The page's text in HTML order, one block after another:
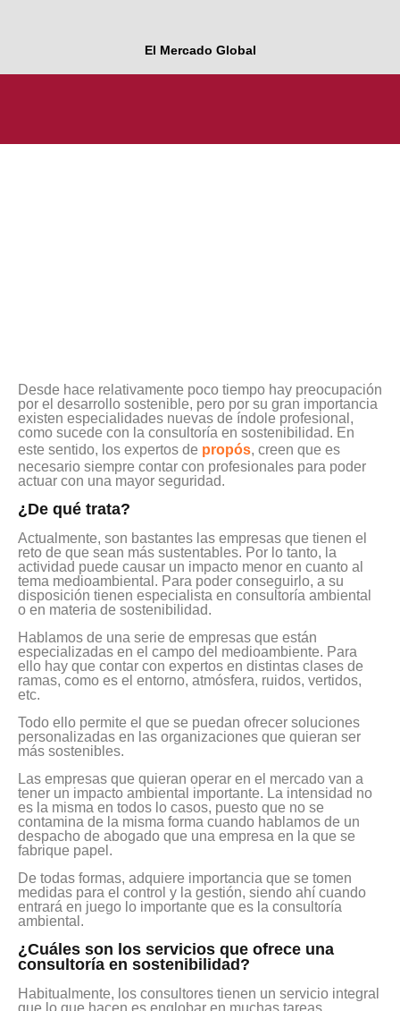
El Mercado Global
Desde hace relativamente poco tiempo hay preocupación
por el desarrollo sostenible, pero por su gran importancia
existen especialidades nuevas de índole profesional,
como sucede con la consultoría en sostenibilidad. En
este sentido, los expertos de propós, creen que es
necesario siempre contar con profesionales para poder
actuar con una mayor seguridad.
¿De qué trata?
Actualmente, son bastantes las empresas que tienen el
reto de que sean más sustentables. Por lo tanto, la
actividad puede causar un impacto menor en cuanto al
tema medioambiental. Para poder conseguirlo, a su
disposición tienen especialista en consultoría ambiental
o en materia de sostenibilidad.
Hablamos de una serie de empresas que están
especializadas en el campo del medioambiente. Para
ello hay que contar con expertos en distintas clases de
ramas, como es el entorno, atmósfera, ruidos, vertidos,
etc.
Todo ello permite el que se puedan ofrecer soluciones
personalizadas en las organizaciones que quieran ser
más sostenibles.
Las empresas que quieran operar en el mercado van a
tener un impacto ambiental importante. La intensidad no
es la misma en todos lo casos, puesto que no se
contamina de la misma forma cuando hablamos de un
despacho de abogado que una empresa en la que se
fabrique papel.
De todas formas, adquiere importancia que se tomen
medidas para el control y la gestión, siendo ahí cuando
entrará en juego lo importante que es la consultoría
ambiental.
¿Cuáles son los servicios que ofrece una
consultoría en sostenibilidad?
Habitualmente, los consultores tienen un servicio integral